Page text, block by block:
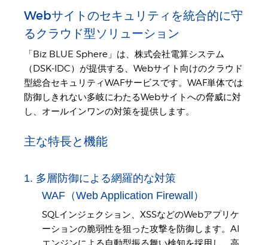
Webサイトのセキュリティを統合的に守
るクラウド型ソリューション
「Biz BLUE Sphere」は、株式会社電算システム
（DSK-IDC）が提供する、Webサイト向けのクラウド
型総合セキュリティWAFサービスです。WAF単体では
防御しきれない多岐にわたるWebサイトへの脅威に対
し、オールインワンの対策を提供します。
主な特長と機能
1. 多層防御による網羅的な対策
WAF（Web Application Firewall）
SQLインジェクション、XSSなどのWebアプリケ
ーションの脆弱性を狙った攻撃を防御します。AI